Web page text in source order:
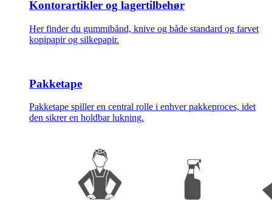
Kontorartikler og lagertilbehør
Her finder du gummibånd, knive og både standard og farvet
kopipapir og silkepapir.
Pakketape
Pakketape spiller en central rolle i enhver pakkeproces, idet
den sikrer en holdbar lukning.